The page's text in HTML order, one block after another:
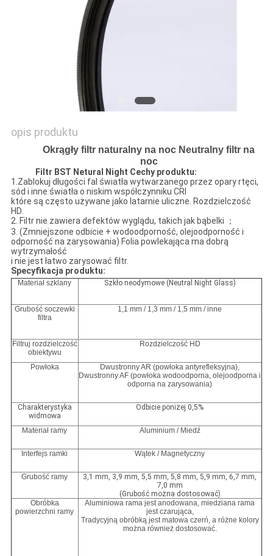
opis produktu
Okrągły filtr naturalny na noc Neutralny filtr na
noc
Filtr BST Netural Night Cechy produktu:
1.Zablokuj długości fal światła wytwarzanego przez opary rtęci,
sód i inne światła o niskim współczynniku CRI
które są często używane jako latarnie uliczne. Rozdzielczość
HD.
2. Filtr nie zawiera defektów wyglądu, takich jak bąbelki ；
3. (Zmniejszone odbicie + wodoodporność, olejoodporność i
odporność na zarysowania) Folia powlekająca ma dobrą
wytrzymałość
i nie jest łatwo zarysować filtr.
Specyfikacja produktu:
Materiał szklany Szkło neodymowe (Neutral Night Glass)
Grubość soczewki
filtra
1,1 mm / 1,3 mm / 1,5 mm / inne
Filtruj rozdzielczość
obiektywu
Rozdzielczość HD
Powłoka
Dwustronny AR (powłoka antyrefleksyjna),
Dwustronny AF (powłoka wodoodporna, olejoodporna i
odporna na zarysowania)
Charakterystyka
widmowa
Odbicie poniżej 0,5%
Materiał ramy Aluminium / Miedź
Interfejs ramki Wątek / Magnetyczny
Grubość ramy
3,1 mm, 3,9 mm, 5,5 mm, 5,8 mm, 5,9 mm, 6,7 mm,
7,0 mm
(Grubość można dostosować)
Obróbka
powierzchni ramy
Aluminiowa rama jest anodowana, miedziana rama
jest czarująca,
Tradycyjną obróbką jest matowa czerń, a różne kolory
można również dostosować.